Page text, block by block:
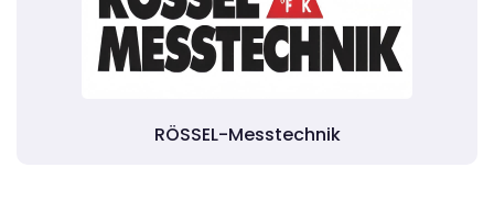
RÖSSEL-Messtechnik